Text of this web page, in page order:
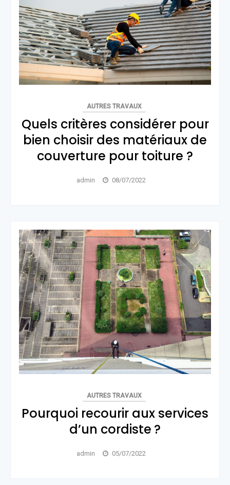
AUTRES TRAVAUX
Quels critères considérer pour
bien choisir des matériaux de
couverture pour toiture ?
admin 08/07/2022
AUTRES TRAVAUX
Pourquoi recourir aux services
d’un cordiste ?
admin 05/07/2022